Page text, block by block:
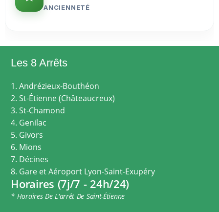
ANCIENNETÉ
Les 8 Arrêts
1. Andrézieux-Bouthéon
2. St-Étienne (Châteaucreux)
3. St-Chamond
4. Genilac
5. Givors
6. Mions
7. Décines
8. Gare et Aéroport Lyon-Saint-Exupéry
Horaires (7j/7 - 24h/24)
* Horaires De L'arrêt De Saint-Étienne